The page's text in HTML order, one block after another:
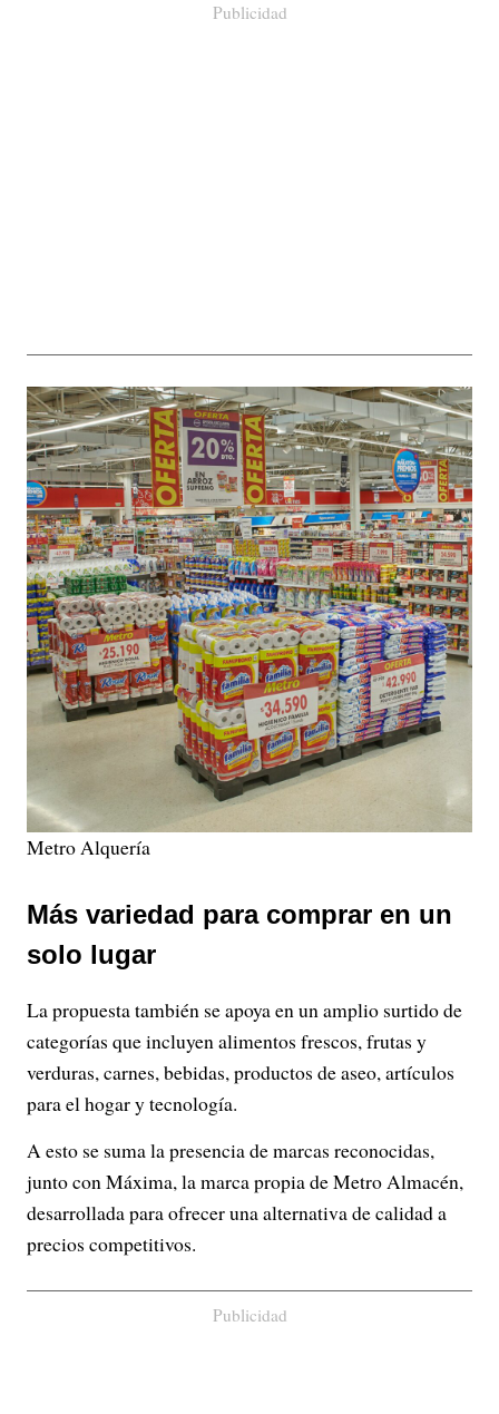
Publicidad
Metro Alquería
Más variedad para comprar en un
solo lugar
La propuesta también se apoya en un amplio surtido de
categorías que incluyen alimentos frescos, frutas y
verduras, carnes, bebidas, productos de aseo, artículos
para el hogar y tecnología.
A esto se suma la presencia de marcas reconocidas,
junto con Máxima, la marca propia de Metro Almacén,
desarrollada para ofrecer una alternativa de calidad a
precios competitivos.
Publicidad